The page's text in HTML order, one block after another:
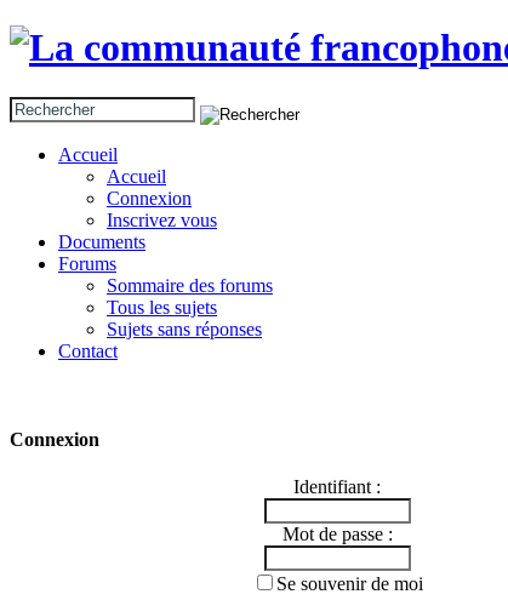
Accueil
Accueil
Connexion
Inscrivez vous
Documents
Forums
Sommaire des forums
Tous les sujets
Sujets sans réponses
Contact
Connexion
Identifiant :
Mot de passe :
Se souvenir de moi